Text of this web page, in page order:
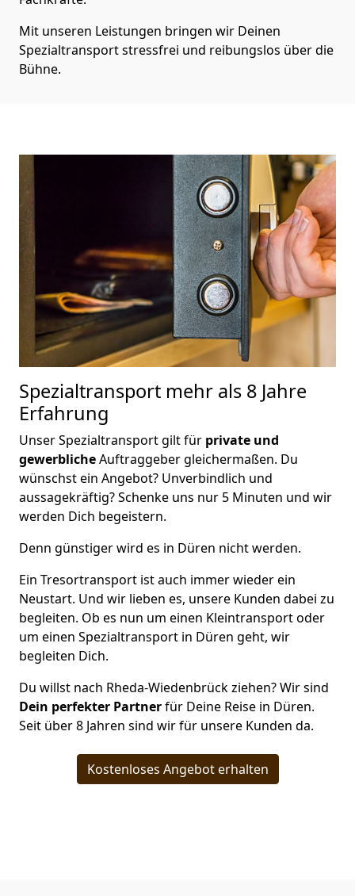
Mit unseren Leistungen bringen wir Deinen
Spezialtransport stressfrei und reibungslos über die
Bühne.
Spezialtransport mehr als 8 Jahre
Erfahrung
Unser Spezialtransport gilt für private und
gewerblicheAuftraggeber gleichermaßen. Du
wünschst ein Angebot? Unverbindlich und
aussagekräftig? Schenke uns nur 5 Minuten und wir
werden Dich begeistern.
Denn günstiger wird es in Düren nicht werden.
Ein Tresortransport ist auch immer wieder ein
Neustart. Und wir lieben es, unsere Kunden dabei zu
begleiten. Ob es nun um einen Kleintransport oder
um einen Spezialtransport in Düren geht, wir
begleiten Dich.
Du willst nach Rheda-Wiedenbrück ziehen? Wir sind
Dein perfekter Partnerfür Deine Reise in Düren.
Seit über 8 Jahren sind wir für unsere Kunden da.
Kostenloses Angebot erhalten